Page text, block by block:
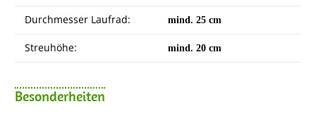
Durchmesser Laufrad: mind. 25 cm
Streuhöhe: mind. 20 cm
Besonderheiten